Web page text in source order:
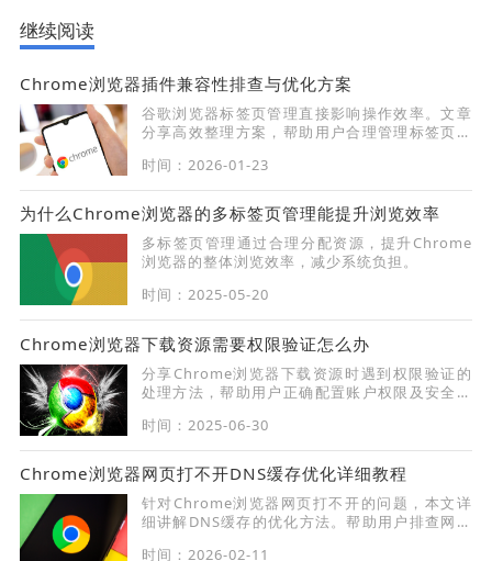
继续阅读
Chrome浏览器插件兼容性排查与优化方案
谷歌浏览器标签页管理直接影响操作效率。文章
分享高效整理方案，帮助用户合理管理标签页，
时间：2026-01-23
为什么Chrome浏览器的多标签页管理能提升浏览效率
多标签页管理通过合理分配资源，提升Chrome
浏览器的整体浏览效率，减少系统负担。
时间：2025-05-20
Chrome浏览器下载资源需要权限验证怎么办
分享Chrome浏览器下载资源时遇到权限验证的
处理方法，帮助用户正确配置账户权限及安全设
体验。
时间：2025-06-30
Chrome浏览器网页打不开DNS缓存优化详细教程
针对Chrome浏览器网页打不开的问题，本文详
细讲解DNS缓存的优化方法。帮助用户排查网络
时间：2026-02-11